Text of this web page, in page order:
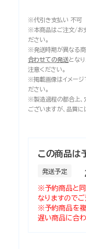
※代引き支払い 不可
※本商品はご注文/お
ださい。
※発送時期が異なる商
合わせての発送とな
注意ください。
※掲載画像はイメージ
ださい。
※製造過程の都合上、
ございますが、品質に
この商品は
発送予定
※予約商品と同
なりますのでご
※予約商品を複
遅い商品に合